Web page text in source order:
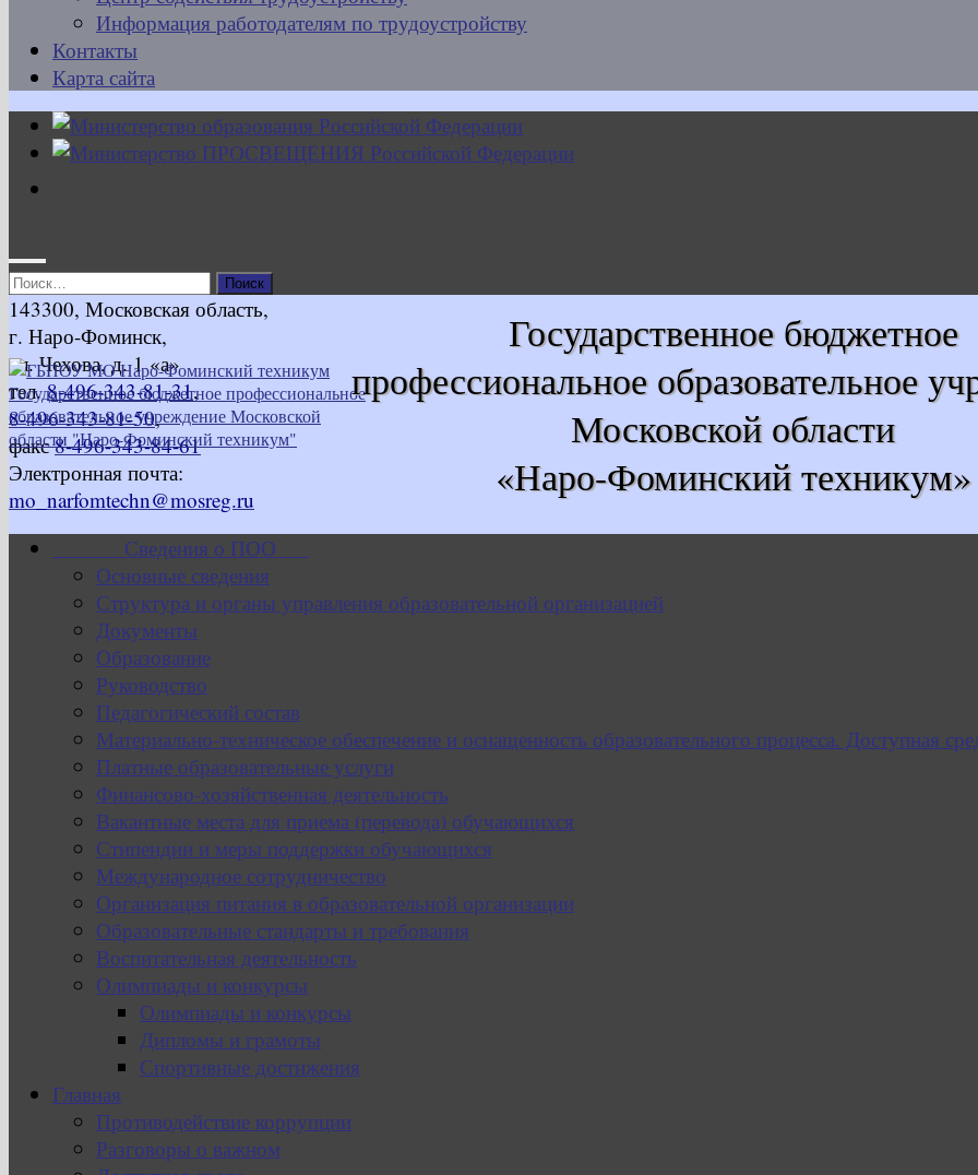
Информация работодателям по трудоустройству
Контакты
Карта сайта
Найти:
Государственное бюджетное
профессиональное образовательное
Московской области
«Наро-Фоминский техникум»
143300, Московская область,
г. Наро-Фоминск,
ул. Чехова, д. 1 «а»
тел.8-496-343-81-31,
8-496-343-81-50,
факс8-496-343-84-61
Электронная почта:
mo_narfomtechn@mosreg.ru
Сведения о ПОО
Основные сведения
Структура и органы управления образовательной организацией
Документы
Образование
Руководство
Педагогический состав
Материально-техническое обеспечение и оснащенность образовательного процесса. Доступная
Платные образовательные услуги
Финансово-хозяйственная деятельность
Вакантные места для приема (перевода) обучающихся
Стипендии и меры поддержки обучающихся
Международное сотрудничество
Организация питания в образовательной организации
Образовательные стандарты и требования
Воспитательная деятельность
Олимпиады и конкурсы
Олимпиады и конкурсы
Дипломы и грамоты
Спортивные достижения
Главная
Противодействие коррупции
Разговоры о важном